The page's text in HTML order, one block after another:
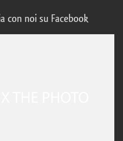
con noi su Facebook